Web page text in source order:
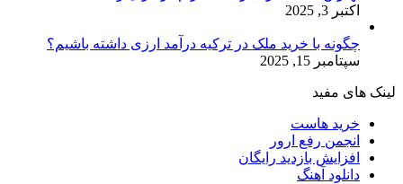
اکتبر 3, 2025
چگونه با خرید ملک در ترکیه درآمد ارزی داشته باشیم؟
سپتامبر 15, 2025
لینک های مفید
خرید هاست
انجمن رفع ارور
افزایش بازدید رایگان
دانلود آهنگ